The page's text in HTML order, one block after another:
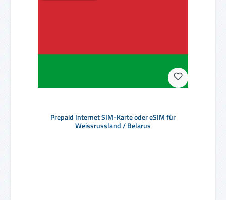
Prepaid Internet SIM-Karte oder eSIM für
Weissrussland / Belarus